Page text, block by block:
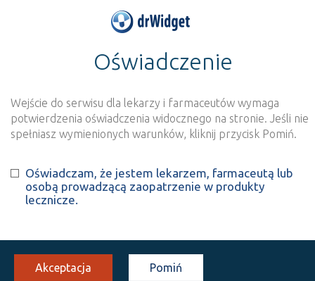
Wynik szukania dla frazy ''
Wyszukaj produkt
Szukaj
Znaleziono wyników: 0
Strona1 z 0
Wyślij do nas nazwę produktu, którego nie
znalazłeś, a dodamy go do naszej bazy
Oświadczenie
Wejście do serwisu dla lekarzy i farmaceutów wymaga
potwierdzenia oświadczenia widocznego na stronie. Jeśli nie
spełniasz wymienionych warunków, kliknij przycisk Pomiń.
Oświadczam, że jestem lekarzem, farmaceutą lub
osobą prowadzącą zaopatrzenie w produkty
lecznicze.
Akceptacja Pomiń